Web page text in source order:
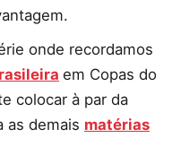
onde recordamos
em Copas do
colocar à par da
as demais matérias